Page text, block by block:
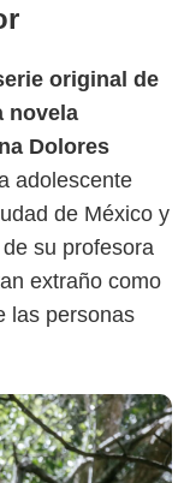
original de
novela
Dolores
adolescente
de México y
su profesora
extraño como
las personas